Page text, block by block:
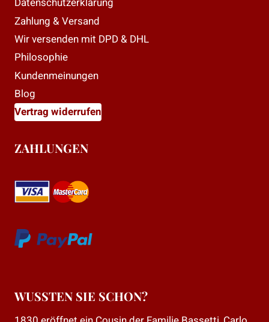
Datenschutzerklärung
Zahlung & Versand
Wir versenden mit DPD & DHL
Philosophie
Kundenmeinungen
Blog
Vertrag widerrufen
ZAHLUNGEN
WUSSTEN SIE SCHON?